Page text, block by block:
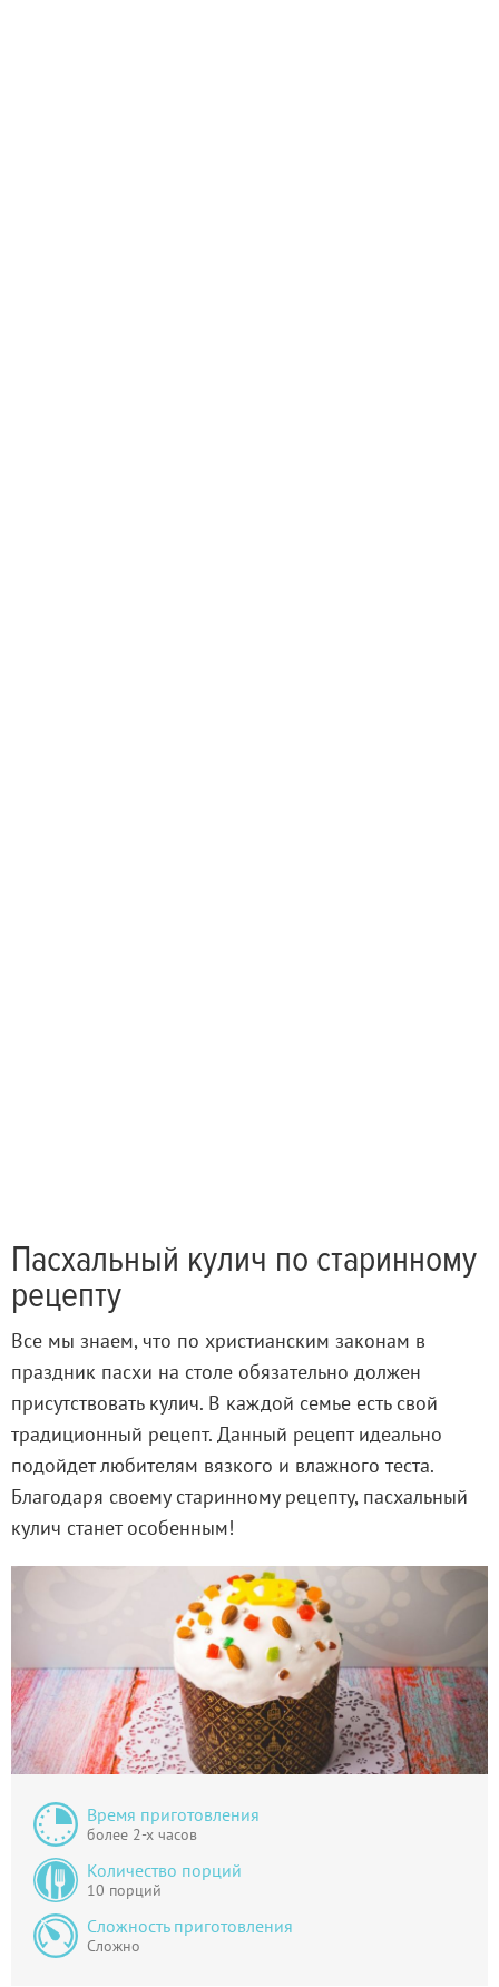
Пасхальный кулич по старинному
рецепту
Все мы знаем, что по христианским законам в
праздник пасхи на столе обязательно должен
присутствовать кулич. В каждой семье есть свой
традиционный рецепт. Данный рецепт идеально
подойдет любителям вязкого и влажного теста.
Благодаря своему старинному рецепту, пасхальный
кулич станет особенным!
Время приготовления
более 2-х часов
Количество порций
10 порций
Сложность приготовления
Сложно